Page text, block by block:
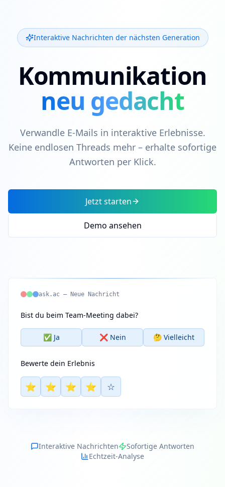
Interaktive Nachrichten der nächsten Generation
Kommunikation
neu gedacht
Verwandle E-Mails in interaktive Erlebnisse.
Keine endlosen Threads mehr – erhalte sofortige
Antworten per Klick.
Jetzt starten
Demo ansehen
ask.ac – Neue Nachricht
Bist du beim Team-Meeting dabei?
✅ Ja ❌ Nein 🤔 Vielleicht
Bewerte dein Erlebnis
⭐ ⭐ ⭐ ⭐ ☆
Interaktive Nachrichten
Sofortige Antworten
Echtzeit-Analyse